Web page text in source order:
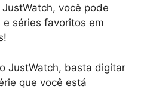
você pode
séries favoritos em
JustWatch, basta digitar
que você está